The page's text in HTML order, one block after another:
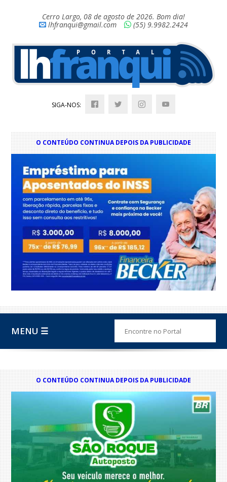
Cerro Largo, 08 de agosto de 2026. Bom dia!
lhfranqui@gmail.com
(55) 9.9982.2424
SIGA-NOS:
O CONTEÚDO CONTINUA DEPOIS DA PUBLICIDADE
MENU ☰
O CONTEÚDO CONTINUA DEPOIS DA PUBLICIDADE